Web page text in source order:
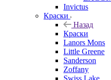
Invictus
Краски
Назад
Краски
Lanors Mons
Little Greene
Sanderson
Zoffany
Swiss Lake